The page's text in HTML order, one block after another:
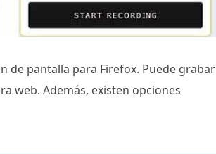
de pantalla para Firefox. Puede grabar
web. Además, existen opciones